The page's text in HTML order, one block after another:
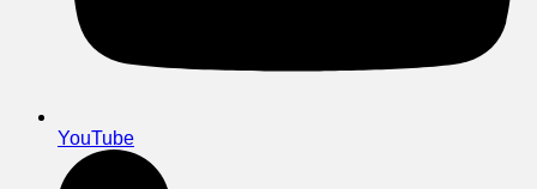
YouTube